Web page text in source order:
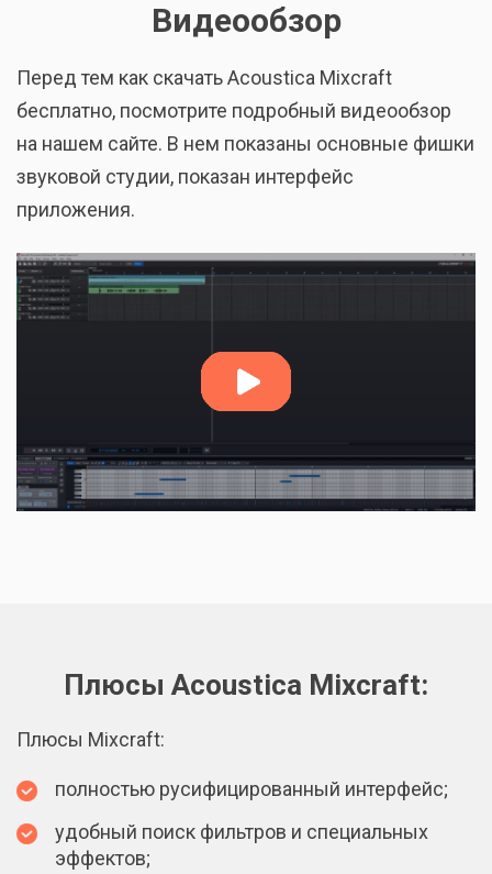
Видеообзор
Перед тем как скачать Acoustica Mixcraft
бесплатно, посмотрите подробный видеообзор
на нашем сайте. В нем показаны основные фишки
звуковой студии, показан интерфейс
приложения.
Плюсы Acoustica Mixcraft:
Плюсы Mixcraft:
полностью русифицированный интерфейс;
удобный поиск фильтров и специальных
эффектов;